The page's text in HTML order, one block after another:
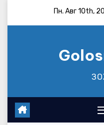
Пн. Авг 10th,